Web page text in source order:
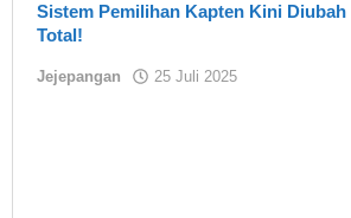
Sistem Pemilihan Kapten Kini Diubah
Total!
Jejepangan 25 Juli 2025